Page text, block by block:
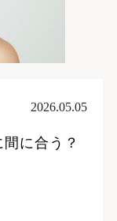
2026.05.05
に合う？